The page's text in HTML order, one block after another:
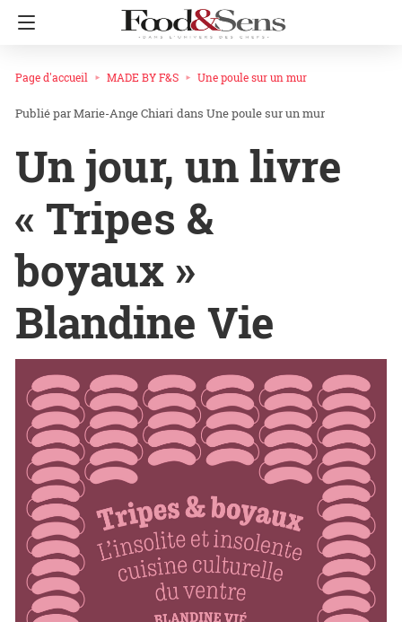
Page d'accueil MADE BY F&S Une poule sur un mur
Marie-Ange Chiari dans Une poule sur un mur
Un jour, un livre
« Tripes &
boyaux »
Blandine Vie